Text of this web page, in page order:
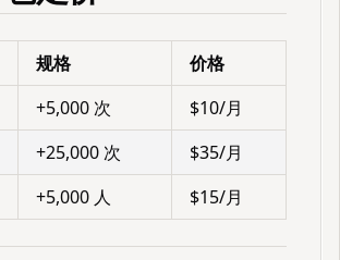
规格
价格
+5,000 次
$10/月
+25,000 次
$35/月
+5,000 人 $15/月